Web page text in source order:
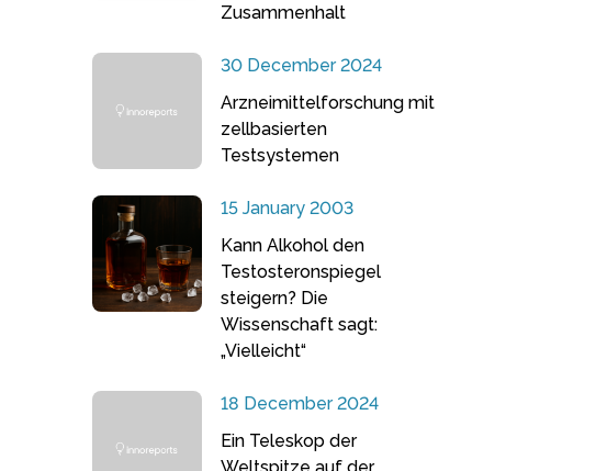
Zusammenhalt
30 December 2024
Arzneimittelforschung mit
zellbasierten
Testsystemen
15 January 2003
Kann Alkohol den
Testosteronspiegel
steigern? Die
Wissenschaft sagt:
„Vielleicht“
18 December 2024
Ein Teleskop der
Weltspitze auf der